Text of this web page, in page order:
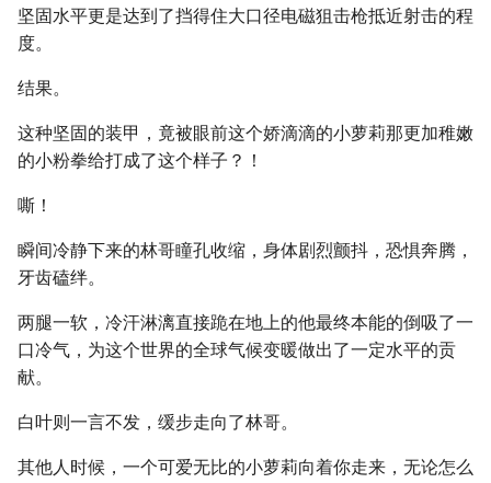
坚固水平更是达到了挡得住大口径电磁狙击枪抵近射击的程
度。
结果。
这种坚固的装甲，竟被眼前这个娇滴滴的小萝莉那更加稚嫩
的小粉拳给打成了这个样子？！
嘶！
瞬间冷静下来的林哥瞳孔收缩，身体剧烈颤抖，恐惧奔腾，
牙齿磕绊。
两腿一软，冷汗淋漓直接跪在地上的他最终本能的倒吸了一
口冷气，为这个世界的全球气候变暖做出了一定水平的贡
献。
白叶则一言不发，缓步走向了林哥。
其他人时候，一个可爱无比的小萝莉向着你走来，无论怎么